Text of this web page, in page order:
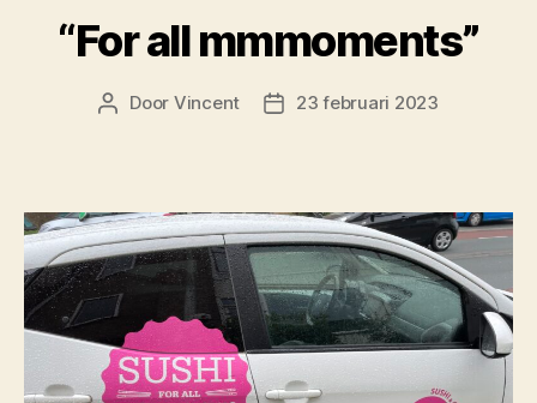
“For all mmmoments”
Berichtauteur
Door Vincent Berichtdatum
23 februari 2023